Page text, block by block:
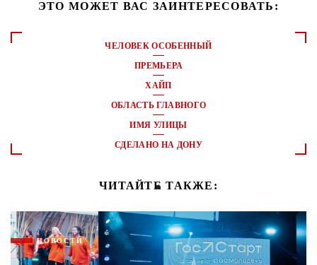
ЭТО МОЖЕТ ВАС ЗАИНТЕРЕСОВАТЬ:
ЧЕЛОВЕК ОСОБЕННЫЙ
ПРЕМЬЕРА
ХАЙП
ОБЛАСТЬ ГЛАВНОГО
ИМЯ УЛИЦЫ
СДЕЛАНО НА ДОНУ
ЧИТАЙТЕ ТАКЖЕ:
НОВОСТИ